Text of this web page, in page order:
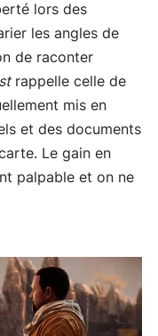
lors des
les angles de
de raconter
rappelle celle de
mis en
et des documents
Le gain en
palpable et on ne